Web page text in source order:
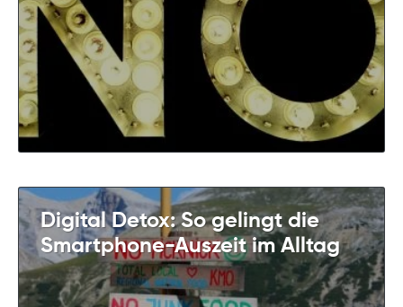
Digital Detox: So gelingt die
Smartphone-Auszeit im Alltag